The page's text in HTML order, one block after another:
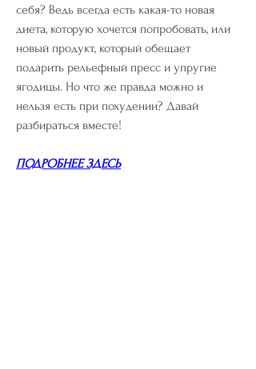
себя? Ведь всегда есть какая-то новая
диета, которую хочется попробовать, или
новый продукт, который обещает
подарить рельефный пресс и упругие
ягодицы. Но что же правда можно и
нельзя есть при похудении? Давай
разбираться вместе!
ПОДРОБНЕЕ ЗДЕСЬ